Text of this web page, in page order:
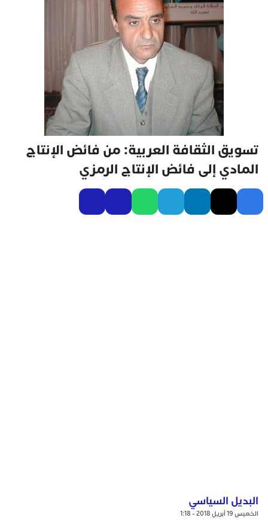
تسويق الثقافة العربية: من فائض الإنتاج
المادي إلى فائض الإنتاج الرمزي
البديل السياسي
الخميس 19 أبريل 2018 - 1:18